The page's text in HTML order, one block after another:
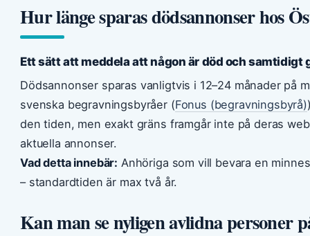
Hur länge sparas dödsannonser hos
Ett sätt att meddela att någon är död och samtidigt
Dödsannonser sparas vanligtvis i 12–24 månader på
svenska begravningsbyråer (Fonus (begravningsbyrå)
den tiden, men exakt gräns framgår inte på deras
aktuella annonser.
Vad detta innebär: Anhöriga som vill bevara en
– standardtiden är max två år.
Kan man se nyligen avlidna personer